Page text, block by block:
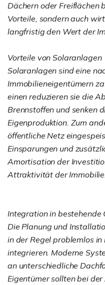
Dächern oder Freiflächen
Vorteile, sondern auch
langfristig den Wert der
Vorteile von Solaranlagen
Solaranlagen sind eine
Immobilieneigentümern
einen reduzieren sie die
Brennstoffen und senken
Eigenproduktion. Zum
öffentliche Netz
Einsparungen und
Amortisation der
Attraktivität der
Integration in bestehende
Die Planung und
in der Regel problemlos
integrieren. Moderne
an unterschiedliche
Eigentümer sollten bei